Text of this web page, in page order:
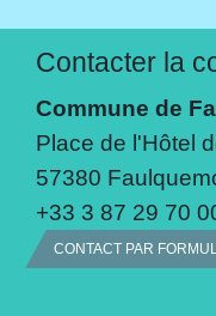
Contacter la
Commune de
Place de l'Hôtel
57380
+33 3 87 29 70
CONTACT PAR